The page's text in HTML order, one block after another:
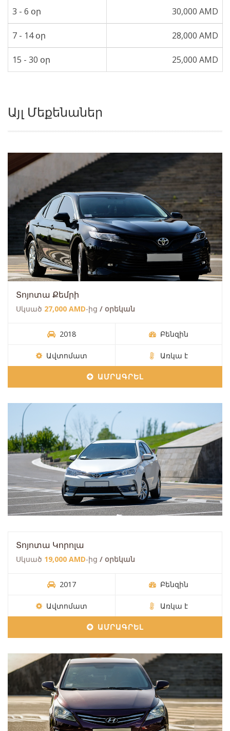
3 - 6 օր 30,000 AMD
7 - 14 օր 28,000 AMD
15 - 30 օր 25,000 AMD
Այլ Մեքենաներ
Տոյոտա Քեմրի
Սկսած 27,000 AMD-ից / օրեկան
2018 Բենզին
Ավտոմատ Առկա է
ԱՄՐԱԳՐԵԼ
Տոյոտա Կորոլա
Սկսած 19,000 AMD-ից / օրեկան
2017 Բենզին
Ավտոմատ Առկա է
ԱՄՐԱԳՐԵԼ